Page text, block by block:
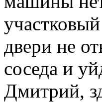
двери не
соседа и
Дмитрий,